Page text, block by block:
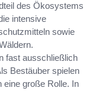
des Ökosystems
intensive
sowie
fast ausschließlich
Bestäuber spielen
eine große Rolle. In